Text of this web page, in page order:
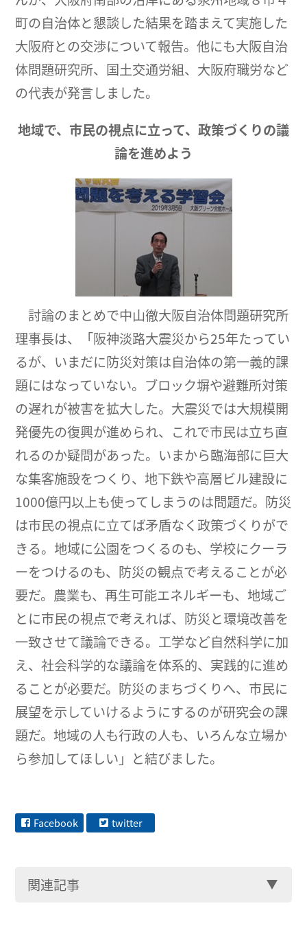
町の自治体と懇談した結果を踏まえて実施した
大阪府との交渉について報告。他にも大阪自治
体問題研究所、国土交通労組、大阪府職労など
の代表が発言しました。
地域で、市民の視点に立って、政策づくりの議
論を進めよう
討論のまとめで中山徹大阪自治体問題研究所
理事長は、「阪神淡路大震災から25年たってい
るが、いまだに防災対策は自治体の第一義的課
題にはなっていない。ブロック塀や避難所対策
の遅れが被害を拡大した。大震災では大規模開
発優先の復興が進められ、これで市民は立ち直
れるのか疑問があった。いまから臨海部に巨大
な集客施設をつくり、地下鉄や高層ビル建設に
1000億円以上も使ってしまうのは問題だ。防災
は市民の視点に立てば矛盾なく政策づくりがで
きる。地域に公園をつくるのも、学校にクーラ
ーをつけるのも、防災の観点で考えることが必
要だ。農業も、再生可能エネルギーも、地域ご
とに市民の視点で考えれば、防災と環境改善を
一致させて議論できる。工学など自然科学に加
え、社会科学的な議論を体系的、実践的に進め
ることが必要だ。防災のまちづくりへ、市民に
展望を示していけるようにするのが研究会の課
題だ。地域の人も行政の人も、いろんな立場か
ら参加してほしい」と結びました。
Facebook twitter
関連記事